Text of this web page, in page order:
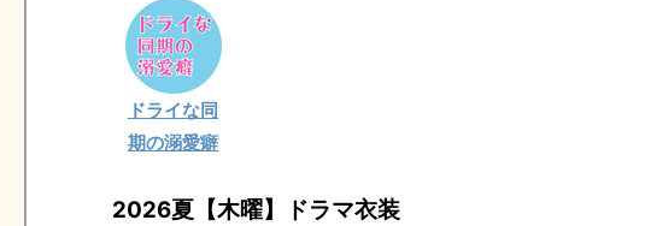
ドライな同
期の溺愛癖
2026夏【木曜】ドラマ衣装